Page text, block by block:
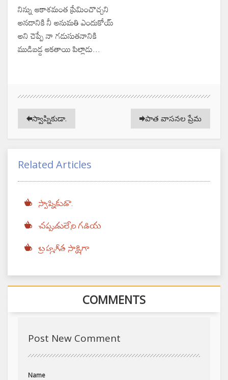
నిన్ను ఆకాశమంత ప్రేమించొచ్చని
అనడానికి నీ అనుమతి ఎందుకోయ్
అని చెప్పే నా గడుసుతనానికి
ముడిబడ్డ ఆకతాయి పిల్లాడు...
స్వాప్నికుడా. పాత వాసనల ప్రేమ
Related Articles
స్వాప్నికుడా.
చప్పుడులేని గడియ
బ్రహ్మగీత సాక్షిగా
COMMENTS
Post New Comment
Name